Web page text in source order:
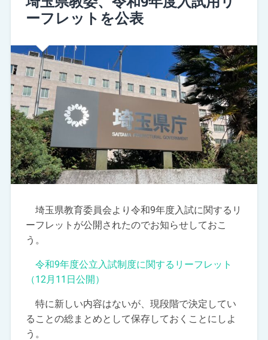
ーフレットを公表
埼玉県教育委員会より令和9年度入試に関するリ
ーフレットが公開されたのでお知らせしておこ
う。
令和9年度公立入試制度に関するリーフレット
（12月11日公開）
特に新しい内容はないが、現段階で決定してい
ることの総まとめとして保存しておくことにしよ
う。